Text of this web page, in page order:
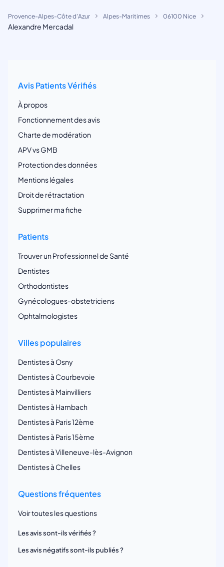
Provence-Alpes-Côte d'Azur Alpes-Maritimes 06100 Nice
Alexandre Mercadal
Avis Patients Vérifiés
À propos
Fonctionnement des avis
Charte de modération
APV vs GMB
Protection des données
Mentions légales
Droit de rétractation
Supprimer ma fiche
Patients
Trouver un Professionnel de Santé
Dentistes
Orthodontistes
Gynécologues-obstetriciens
Ophtalmologistes
Villes populaires
Dentistes à Osny
Dentistes à Courbevoie
Dentistes à Mainvilliers
Dentistes à Hambach
Dentistes à Paris 12ème
Dentistes à Paris 15ème
Dentistes à Villeneuve-lès-Avignon
Dentistes à Chelles
Questions fréquentes
Voir toutes les questions
Les avis sont-ils vérifiés ?
Les avis négatifs sont-ils publiés ?